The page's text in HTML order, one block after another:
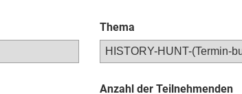
Thema
Anzahl der Teilnehmenden